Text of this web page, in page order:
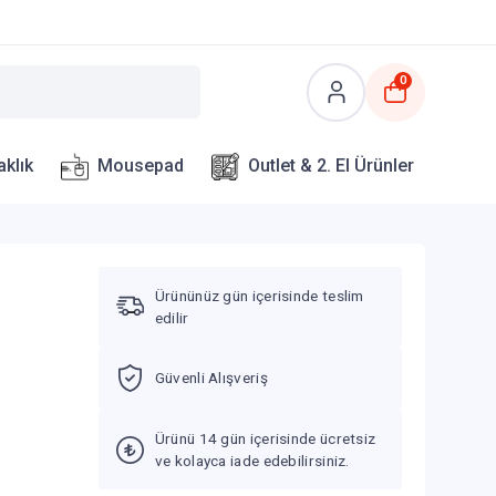
0
Mousepad Outlet & 2. El Ürünler
Ürününüz gün içerisinde teslim
edilir
Güvenli Alışveriş
Ürünü 14 gün içerisinde ücretsiz
ve kolayca iade edebilirsiniz.